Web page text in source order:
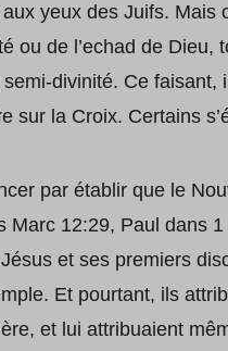
yeux des Juifs. Mais
ou de l’echad de Dieu,
divinité. Ce faisant,
sur la Croix. Certains
par établir que le
12:29, Paul dans
et ses premiers
Et pourtant, ils
et lui attribuaient